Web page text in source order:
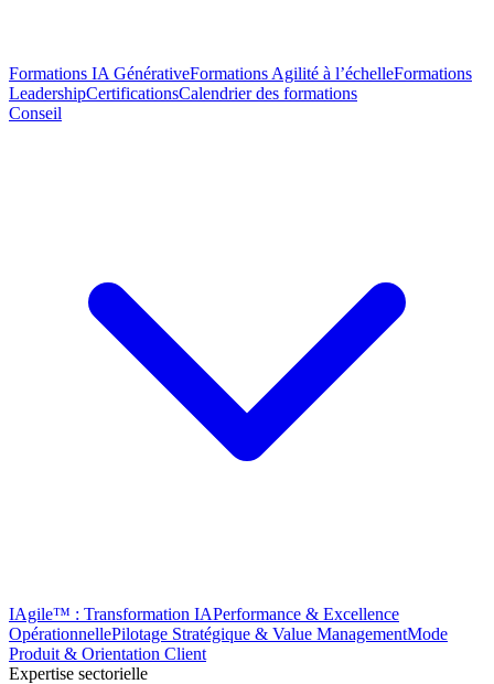
Formations IA GénérativeFormations Agilité à l’échelleFormations
LeadershipCertificationsCalendrier des formations
Conseil
IAgile™ : Transformation IAPerformance & Excellence
OpérationnellePilotage Stratégique & Value ManagementMode
Produit & Orientation Client
Expertise sectorielle